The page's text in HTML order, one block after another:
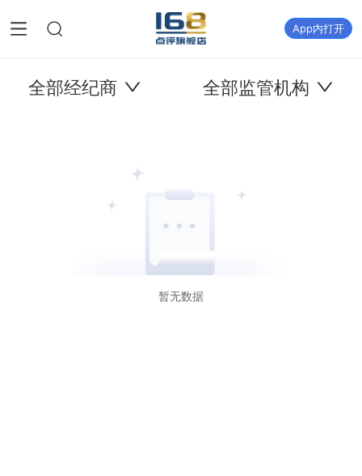
App内打开
全部经纪商 全部监管机构
暂无数据